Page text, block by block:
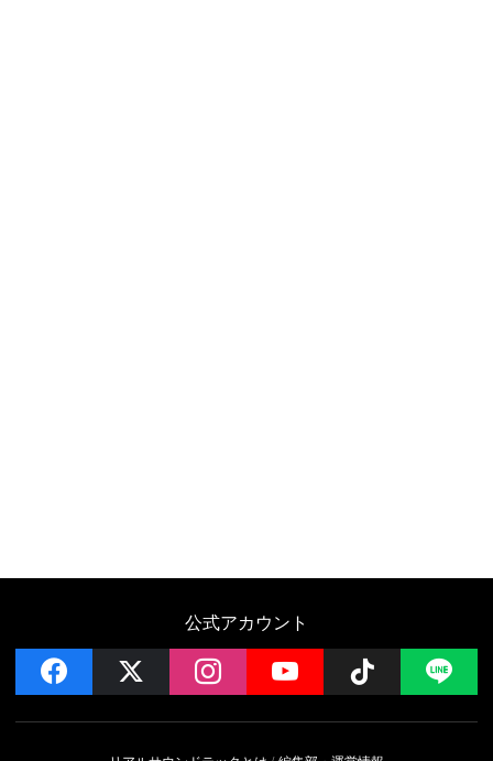
公式アカウント
facebook instagramYouTube Follow